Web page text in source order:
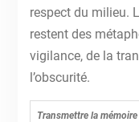
respect du milieu.
restent des
vigilance, de la
l’obscurité.
Transmettre la mémoire